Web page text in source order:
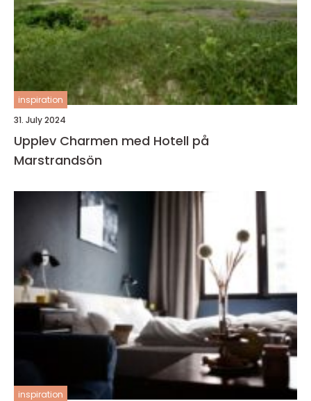
inspiration
31. July 2024
Upplev Charmen med Hotell på
Marstrandsön
inspiration